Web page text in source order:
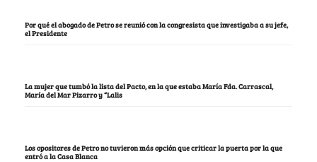
Por qué el abogado de Petro se reunió con la congresista que investigaba a su jefe,
el Presidente
La mujer que tumbó la lista del Pacto, en la que estaba María Fda. Carrascal,
María del Mar Pizarro y “Lalis
Los opositores de Petro no tuvieron más opción que criticar la puerta por la que
entró a la Casa Blanca